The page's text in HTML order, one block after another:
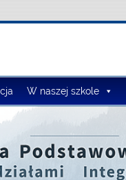
W naszej szkole